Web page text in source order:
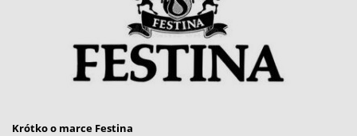
Krótko o marce Festina